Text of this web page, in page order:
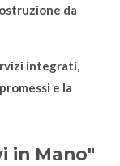
da
integrati,
e la
in Mano"